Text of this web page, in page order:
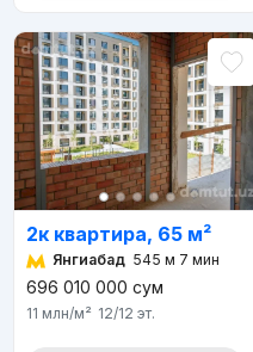
2к квартира, 65 м²
Янгиабад 545 м 7 мин
696 010 000 сум
11 млн/м² 12/12 эт.